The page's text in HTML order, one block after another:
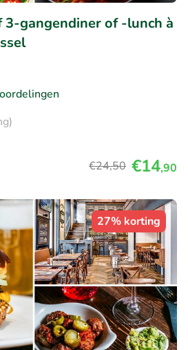
gangendiner of -lunch à
€24,50 €14,90
27% korting